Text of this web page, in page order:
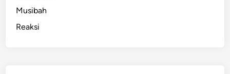
Musibah
Reaksi